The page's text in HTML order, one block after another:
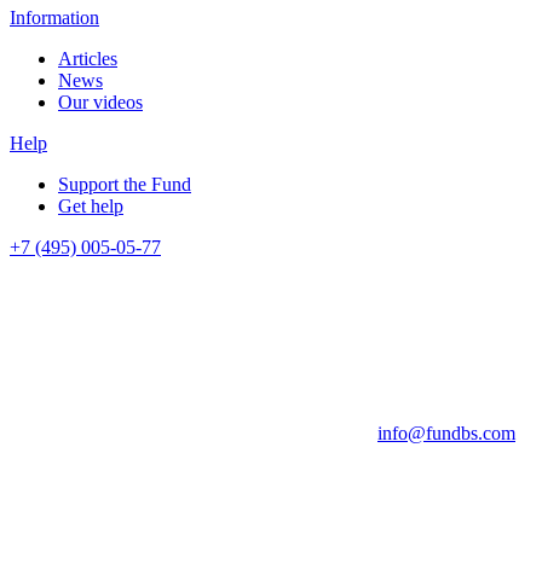
Information
Articles
News
Our videos
Help
Support the Fund
Get help
+7 (495) 005-05-77
info@fundbs.com